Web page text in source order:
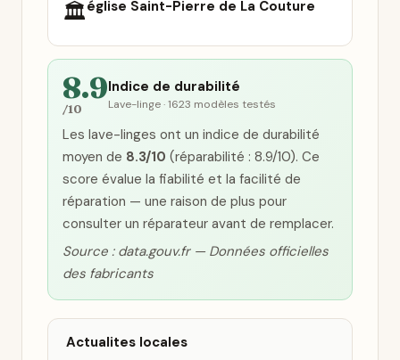
🏛️église Saint-Pierre de La Couture
8.9
/10
Indice de durabilité
Lave-linge · 1623 modèles testés
Les lave-linges ont un indice de durabilité
moyen de 8.3/10 (réparabilité : 8.9/10). Ce
score évalue la fiabilité et la facilité de
réparation — une raison de plus pour
consulter un réparateur avant de remplacer.
Source : data.gouv.fr — Données officielles
des fabricants
Actualites locales